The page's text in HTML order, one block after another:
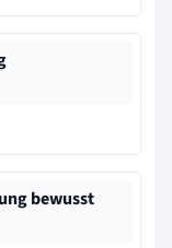
bewusst